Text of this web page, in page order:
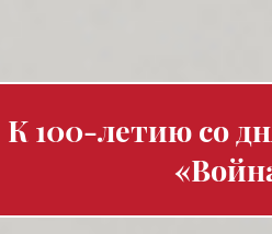
К 100-летию со